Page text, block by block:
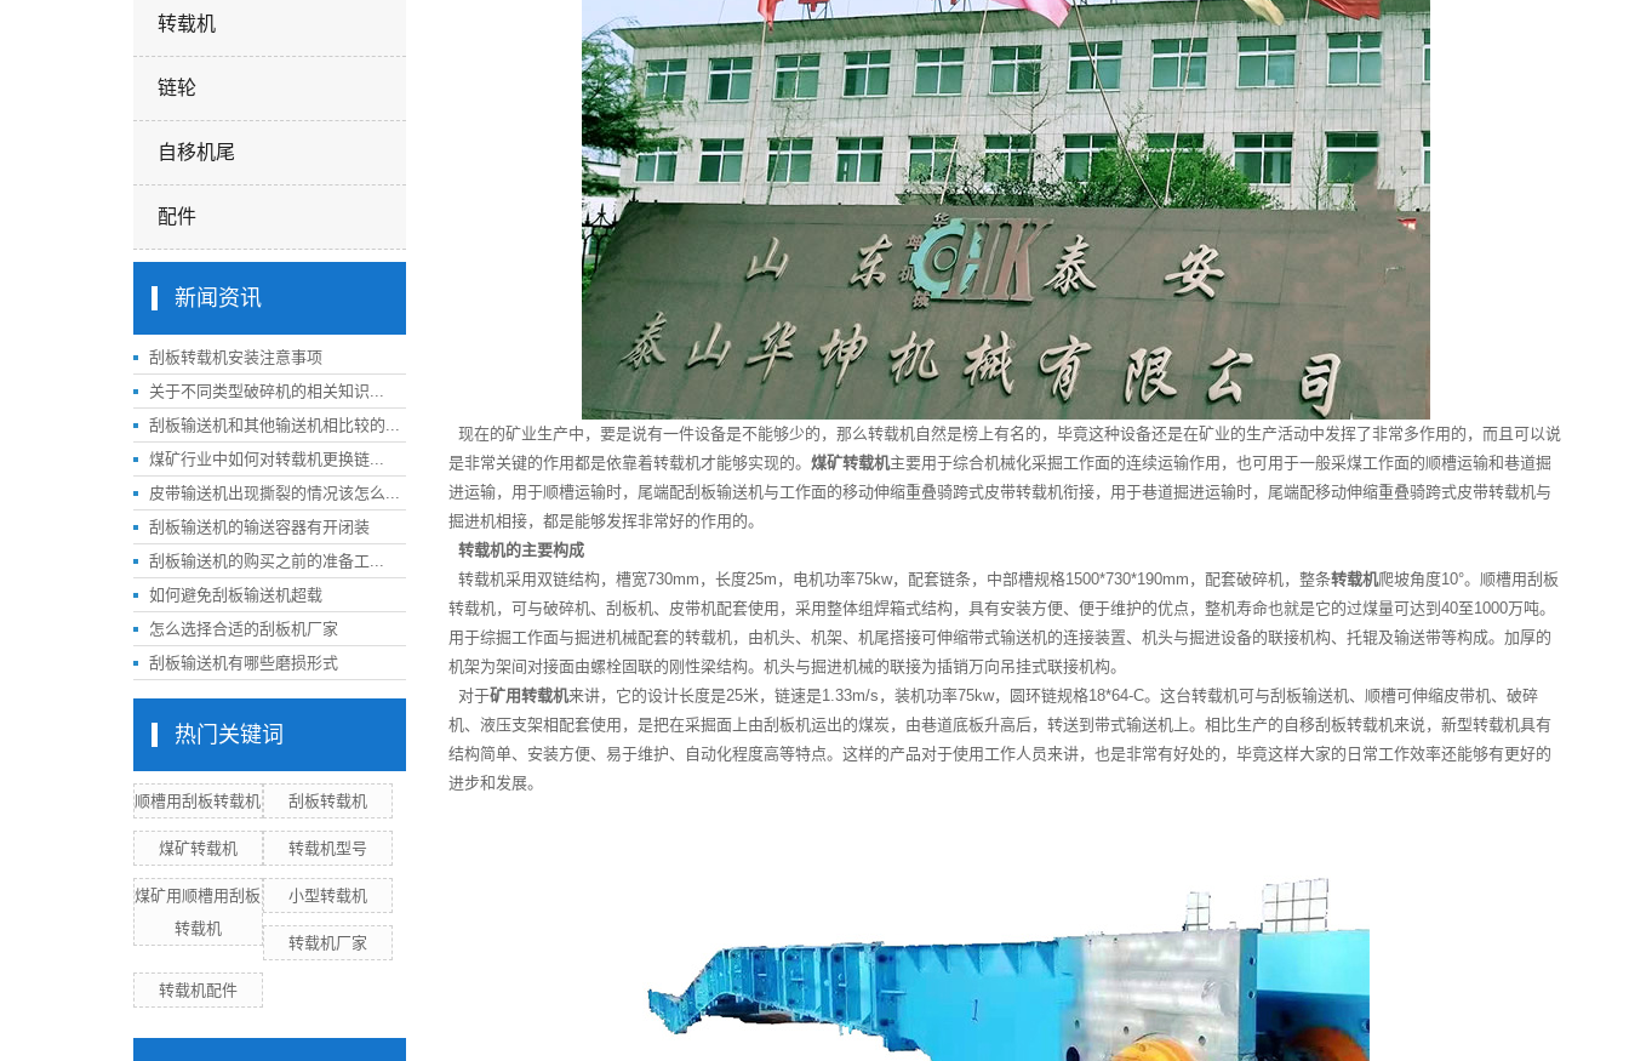
转载机
链轮
自移机尾
配件
新闻资讯
刮板转载机安装注意事项
关于不同类型破碎机的相关知识...
刮板输送机和其他输送机相比较的...
煤矿行业中如何对转载机更换链...
皮带输送机出现撕裂的情况该怎么...
刮板输送机的输送容器有开闭装
刮板输送机的购买之前的准备工...
如何避免刮板输送机超载
怎么选择合适的刮板机厂家
刮板输送机有哪些磨损形式
热门关键词
顺槽用刮板转载机 刮板转载机
煤矿转载机 转载机型号
煤矿用顺槽用刮板
转载机
小型转载机
转载机厂家
转载机配件
现在的矿业生产中，要是说有一件设备是不能够少的，那么转载机自然是榜上有名的，毕竟这种设备还是在矿业的生产活动中发挥了非常多作用的，而且可以说
是非常关键的作用都是依靠着转载机才能够实现的。 煤矿转载机主要用于综合机械化采掘工作面的连续运输作用，也可用于一般采煤工作面的顺槽运输和巷道掘
进运输，用于顺槽运输时，尾端配刮板输送机与工作面的移动伸缩重叠骑跨式皮带转载机衔接，用于巷道掘进运输时，尾端配移动伸缩重叠骑跨式皮带转载机与
掘进机相接，都是能够发挥非常好的作用的。
转载机的主要构成
转载机采用双链结构，槽宽730mm，长度25m，电机功率75kw，配套链条，中部槽规格1500*730*190mm，配套破碎机，整条转载机爬坡角度10°。顺槽用刮板
转载机，可与破碎机、刮板机、皮带机配套使用，采用整体组焊箱式结构，具有安装方便、便于维护的优点，整机寿命也就是它的过煤量可达到40至1000万吨。
用于综掘工作面与掘进机械配套的转载机，由机头、机架、机尾搭接可伸缩带式输送机的连接装置、机头与掘进设备的联接机构、托辊及输送带等构成。加厚的
机架为架间对接面由螺栓固联的刚性梁结构。机头与掘进机械的联接为插销万向吊挂式联接机构。
对于矿用转载机来讲，它的设计长度是25米，链速是1.33m/s，装机功率75kw，圆环链规格18*64-C。这台转载机可与刮板输送机、顺槽可伸缩皮带机、破碎
机、液压支架相配套使用，是把在采掘面上由刮板机运出的煤炭，由巷道底板升高后，转送到带式输送机上。相比生产的自移刮板转载机来说，新型转载机具有
结构简单、安装方便、易于维护、自动化程度高等特点。这样的产品对于使用工作人员来讲，也是非常有好处的，毕竟这样大家的日常工作效率还能够有更好的
进步和发展。